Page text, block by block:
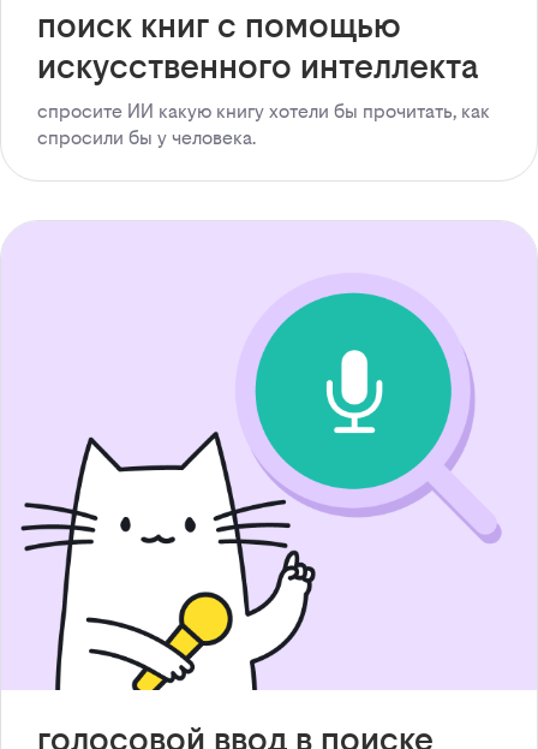
поиск книг с помощью
искусственного интеллекта
спросите ИИ какую книгу хотели бы прочитать, как
спросили бы у человека.
голосовой ввод в поиске